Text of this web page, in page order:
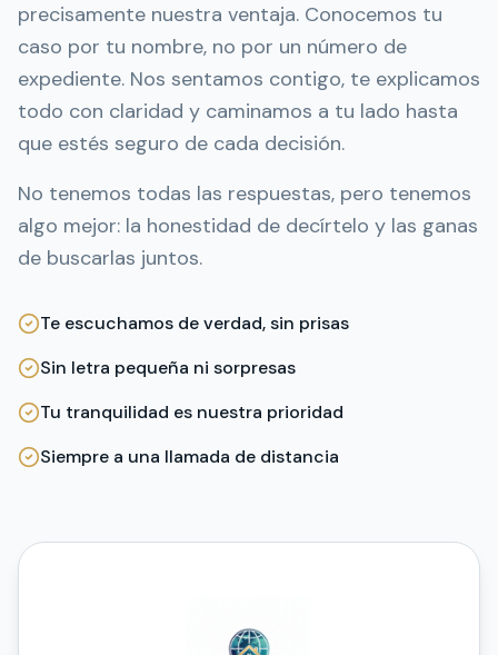
precisamente nuestra ventaja. Conocemos tu
caso por tu nombre, no por un número de
expediente. Nos sentamos contigo, te explicamos
todo con claridad y caminamos a tu lado hasta
que estés seguro de cada decisión.
No tenemos todas las respuestas, pero tenemos
algo mejor: la honestidad de decírtelo y las ganas
de buscarlas juntos.
Te escuchamos de verdad, sin prisas
Sin letra pequeña ni sorpresas
Tu tranquilidad es nuestra prioridad
Siempre a una llamada de distancia